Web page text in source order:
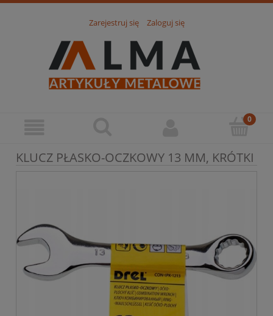
Zarejestruj się Zaloguj się
KLUCZ PŁASKO-OCZKOWY 13 MM, KRÓTKI